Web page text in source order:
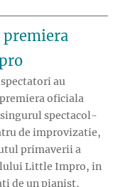
premiera
spectatori au
oficiala
spectacol-
de improvizatie,
primaverii a
Little Impro, in
de un pianist,